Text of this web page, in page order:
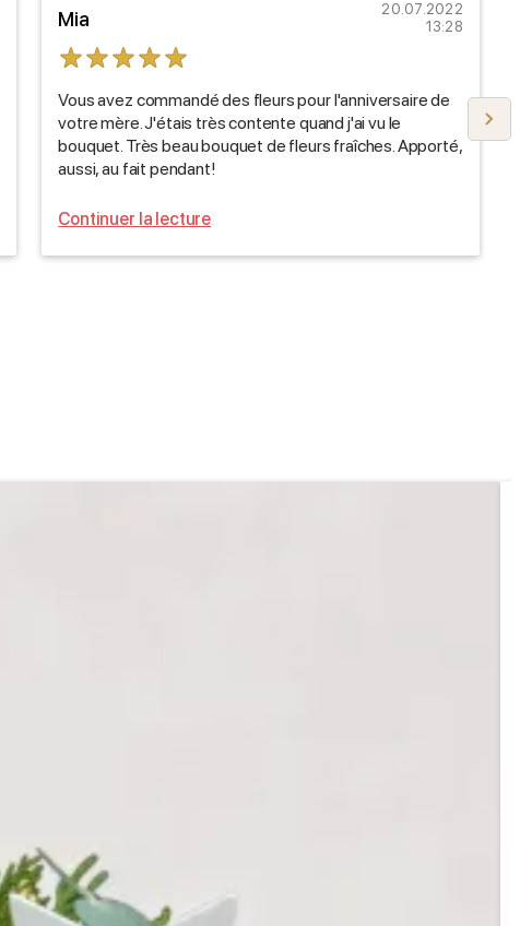
Mia
20.07.2022
13:28
Vous avez commandé des fleurs pour l'anniversaire de
votre mère. J'étais très contente quand j'ai vu le
bouquet. Très beau bouquet de fleurs fraîches. Apporté,
aussi, au fait pendant!
Continuer la lecture